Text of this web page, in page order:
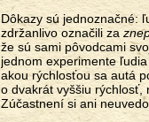
Dôkazy sú jednoznačné:
zdržanlivo označili za
že sú sami pôvodcami
jednom experimente
akou rýchlosťou sa autá
o dvakrát vyššiu rýchlosť,
Zúčastnení si ani